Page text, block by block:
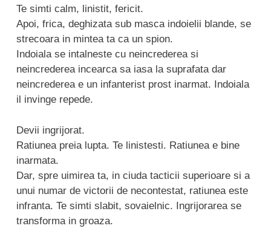
Te simti calm, linistit, fericit.
Apoi, frica, deghizata sub masca indoielii blande, se
strecoara in mintea ta ca un spion.
Indoiala se intalneste cu neincrederea si
neincrederea incearca sa iasa la suprafata dar
neincrederea e un infanterist prost inarmat. Indoiala
il invinge repede.
Devii ingrijorat.
Ratiunea preia lupta. Te linistesti. Ratiunea e bine
inarmata.
Dar, spre uimirea ta, in ciuda tacticii superioare si a
unui numar de victorii de necontestat, ratiunea este
infranta. Te simti slabit, sovaielnic. Ingrijorarea se
transforma in groaza.